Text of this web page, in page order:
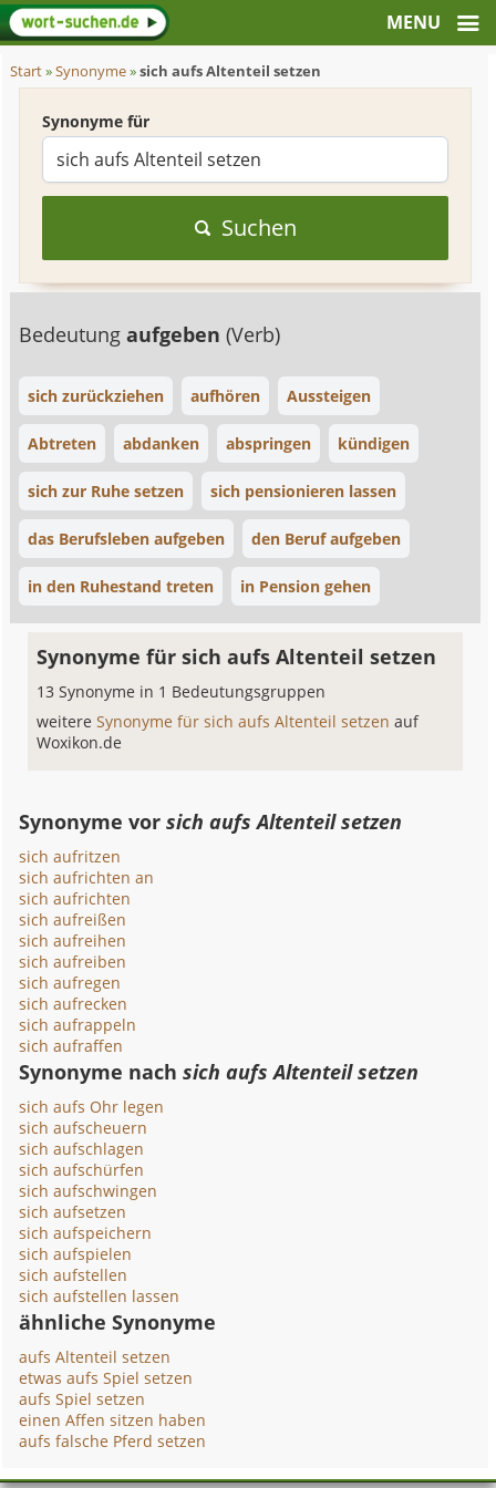
Start»Synonyme»sich aufs Altenteil setzen
Synonyme für
Suchen
Bedeutungaufgeben(Verb)
sich zurückziehen aufhören Aussteigen
Abtreten abdanken abspringen kündigen
sich zur Ruhe setzen sich pensionieren lassen
das Berufsleben aufgeben den Beruf aufgeben
in den Ruhestand treten in Pension gehen
Synonyme für sich aufs Altenteil setzen
13 Synonyme in 1 Bedeutungsgruppen
weitereSynonyme für sich aufs Altenteil setzenauf
Woxikon.de
Synonyme vorsich aufs Altenteil setzen
sich aufritzen
sich aufrichten an
sich aufrichten
sich aufreißen
sich aufreihen
sich aufreiben
sich aufregen
sich aufrecken
sich aufrappeln
sich aufraffen
Synonyme nachsich aufs Altenteil setzen
sich aufs Ohr legen
sich aufscheuern
sich aufschlagen
sich aufschürfen
sich aufschwingen
sich aufsetzen
sich aufspeichern
sich aufspielen
sich aufstellen
sich aufstellen lassen
ähnliche Synonyme
aufs Altenteil setzen
etwas aufs Spiel setzen
aufs Spiel setzen
einen Affen sitzen haben
aufs falsche Pferd setzen